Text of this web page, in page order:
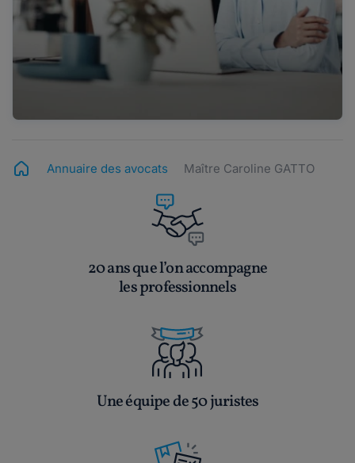
Annuaire des avocats Maître Caroline GATTO
20 ans que l’on accompagne
les professionnels
Une équipe de 50 juristes